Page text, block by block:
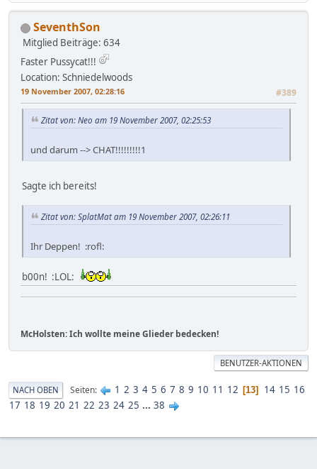
SeventhSon
Mitglied Beiträge: 634
Faster Pussycat!!!
Location: Schniedelwoods
19 November 2007, 02:28:16 #389
Zitat von: Neo am 19 November 2007, 02:25:53
und darum --> CHAT!!!!!!!!!1
Sagte ich bereits!
Zitat von: SplatMat am 19 November 2007, 02:26:11
Ihr Deppen! :rofl:
b00n! :LOL:
McHolsten: Ich wollte meine Glieder bedecken!
BENUTZER-AKTIONEN
NACH OBEN Seiten 1 2 3 4 5 6 7 8 9 10 11 12 13 14 15 16
17 18 19 20 21 22 23 24 25 ... 38